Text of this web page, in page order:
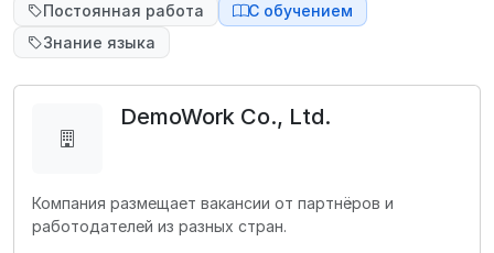
Постоянная работа
С обучением
Знание языка
DemoWork Co., Ltd.
Компания размещает вакансии от партнёров и
работодателей из разных стран.